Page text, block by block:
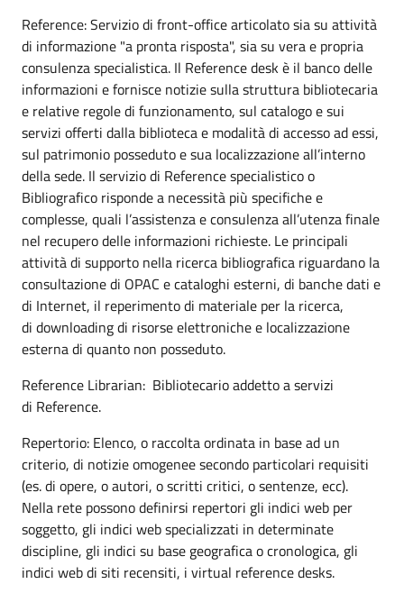
Reference: Servizio di front-office articolato sia su attività
di informazione "a pronta risposta", sia su vera e propria
consulenza specialistica. Il Reference desk è il banco delle
informazioni e fornisce notizie sulla struttura bibliotecaria
e relative regole di funzionamento, sul catalogo e sui
servizi offerti dalla biblioteca e modalità di accesso ad essi,
sul patrimonio posseduto e sua localizzazione all’interno
della sede. Il servizio di Reference specialistico o
Bibliografico risponde a necessità più specifiche e
complesse, quali l’assistenza e consulenza all’utenza finale
nel recupero delle informazioni richieste. Le principali
attività di supporto nella ricerca bibliografica riguardano la
consultazione di OPAC e cataloghi esterni, di banche dati e
di Internet, il reperimento di materiale per la ricerca,
di downloading di risorse elettroniche e localizzazione
esterna di quanto non posseduto.
Reference Librarian: Bibliotecario addetto a servizi
di Reference.
Repertorio: Elenco, o raccolta ordinata in base ad un
criterio, di notizie omogenee secondo particolari requisiti
(es. di opere, o autori, o scritti critici, o sentenze, ecc).
Nella rete possono definirsi repertori gli indici web per
soggetto, gli indici web specializzati in determinate
discipline, gli indici su base geografica o cronologica, gli
indici web di siti recensiti, i virtual reference desks.